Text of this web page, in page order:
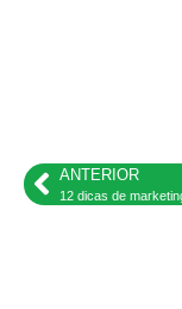
ANTERIOR